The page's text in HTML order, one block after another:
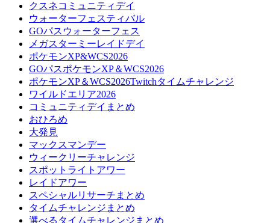
クスネコミュニティデイ
ウォーターフェスティバル
GOパスウォーターフェス
メガスターミーレイドデイ
ポケモンXP&WCS2026
GOパスポケモンXP＆WCS2026
ポケモンXP＆WCS2026Twitchタイムチャレンジ
ワイルドエリア2026
コミュニティデイまとめ
おひろめ
大発見
マックスマンデー
ウィークリーチャレンジ
スポットライトアワー
レイドアワー
スペシャルリサーチまとめ
タイムチャレンジまとめ
選べるタイムチャレンジまとめ